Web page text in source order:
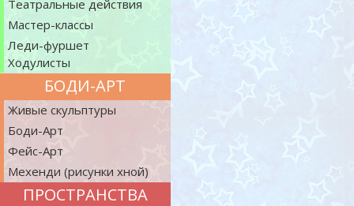
БОДИ-АРТ
ПРОСТРАНСТВА
Театральные действия
Мастер-классы
Леди-фуршет
Ходулисты
Живые скульптуры
Боди-Арт
Фейс-Арт
Мехенди (рисунки хной)